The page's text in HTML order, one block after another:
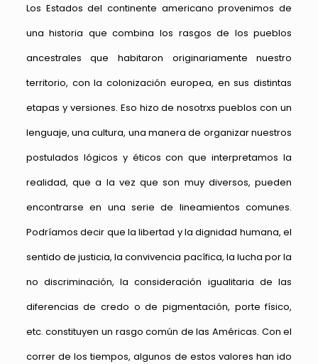
Los Estados del continente americano provenimos de
una historia que combina los rasgos de los pueblos
ancestrales que habitaron originariamente nuestro
territorio, con la colonización europea, en sus distintas
etapas y versiones. Eso hizo de nosotrxs pueblos con un
lenguaje, una cultura, una manera de organizar nuestros
postulados lógicos y éticos con que interpretamos la
realidad, que a la vez que son muy diversos, pueden
encontrarse en una serie de lineamientos comunes.
Podríamos decir que la libertad y la dignidad humana, el
sentido de justicia, la convivencia pacífica, la lucha por la
no discriminación, la consideración igualitaria de las
diferencias de credo o de pigmentación, porte físico,
etc. constituyen un rasgo común de las Américas. Con el
correr de los tiempos, algunos de estos valores han ido